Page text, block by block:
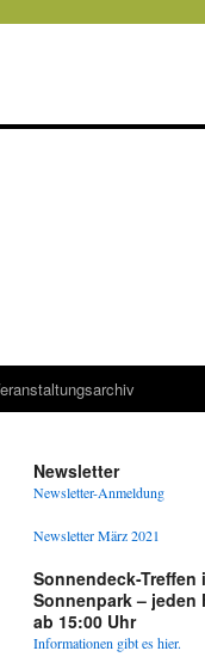
Newsletter
Newsletter-Anmeldung
Newsletter März 2021
Sonnendeck-Treffen
Sonnenpark – jeden
ab 15:00 Uhr
Informationen gibt es hier.